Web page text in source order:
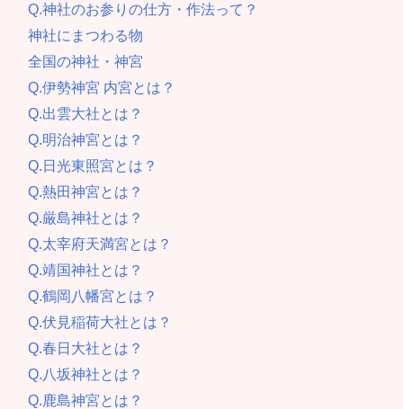
Q.神社のお参りの仕方・作法って？
神社にまつわる物
全国の神社・神宮
Q.伊勢神宮 内宮とは？
Q.出雲大社とは？
Q.明治神宮とは？
Q.日光東照宮とは？
Q.熱田神宮とは？
Q.厳島神社とは？
Q.太宰府天満宮とは？
Q.靖国神社とは？
Q.鶴岡八幡宮とは？
Q.伏見稲荷大社とは？
Q.春日大社とは？
Q.八坂神社とは？
Q.鹿島神宮とは？